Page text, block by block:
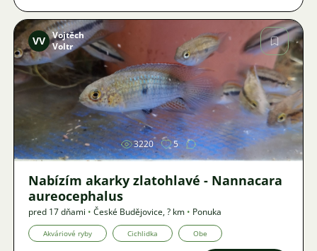
Obrázok
VV Vojtěch
Voltr
3220 5
Nabízím akarky zlatohlavé - Nannacara
aureocephalus
pred 17 dňami • České Budějovice,? km • Ponuka
Akváriové ryby Cichlidka Obe